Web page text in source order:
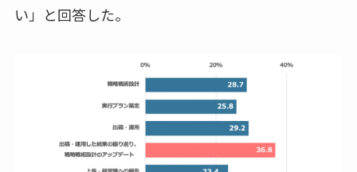
い」と回答した。